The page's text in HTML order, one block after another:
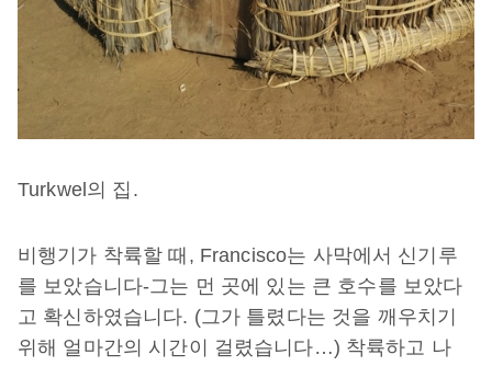
Turkwel 의 집 .
비행기가 착륙할 때 , Francisco는 사막에서 신기루
를 보았습니다-그는 먼 곳에 있는 큰 호수를 보았다
고 확신하였습니다. (그가 틀렸다는 것을 깨우치기
위해 얼마간의 시간이 걸렸습니다…) 착륙하고 나